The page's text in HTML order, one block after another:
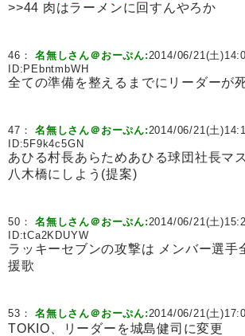
>>44 肉はラーメンに回すんやろか
46：名無しさん＠おーぷん:2014/06/21(土
ID: PEbntmbWH
全ての準備を整えるまでにリーダーが
47：名無しさん＠おーぷん:2014/06/21(土
ID:5F9k4c5GN
あひる村長あらためあひる球団社長マ
八木橋にしよう(提案)
50：名無しさん＠おーぷん:2014/06/21(土
ID:tCa2KDUYW
ラッキーセブンの攻撃は メンバー選手
援歌
53：名無しさん＠おーぷん:2014/06/21(土
TOKIO、リーダーを城島健司に変更